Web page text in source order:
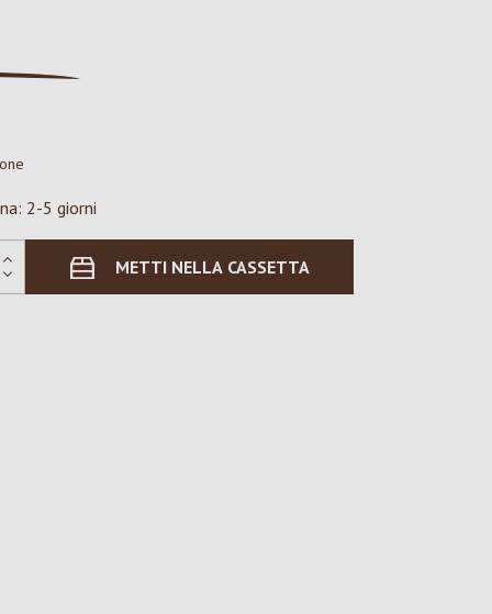
2-5 giorni
METTI NELLA CASSETTA